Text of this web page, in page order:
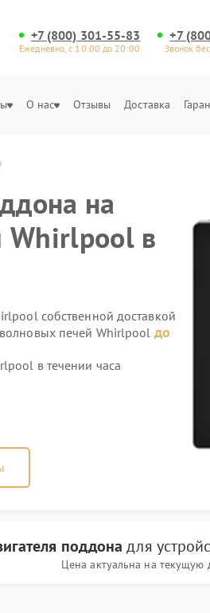
+7 (800) 301-55-83
Ежедневно, с 10:00 до 20:00
+7
Звонок
О нас Отзывы Доставка
на
Whirlpool в
собственной доставкой
печей Whirlpool до
в течении часа
поддона для
Цена актуальна на текущую